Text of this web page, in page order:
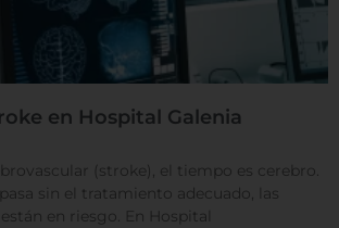
en Hospital Galenia
(stroke), el tiempo es cerebro.
sin el tratamiento adecuado, las
en riesgo. En Hospital
personalización de cookies
dirigidas
de funcionalidad